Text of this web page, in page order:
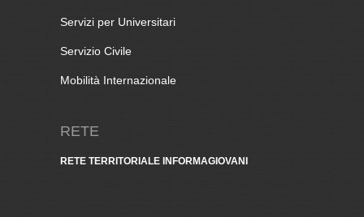
Servizi per Universitari
Servizio Civile
Mobilità Internazionale
RETE
RETE TERRITORIALE INFORMAGIOVANI